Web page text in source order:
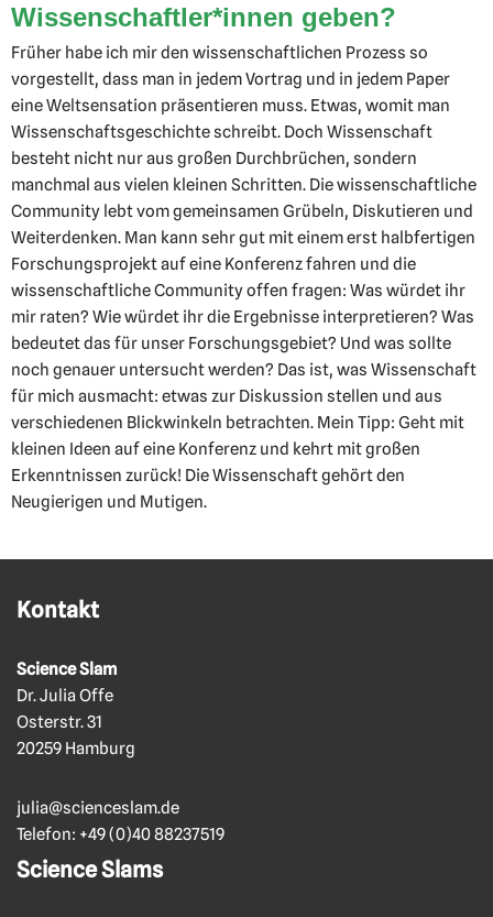
Wissenschaftler*innen geben?
Früher habe ich mir den wissenschaftlichen Prozess so
vorgestellt, dass man in jedem Vortrag und in jedem Paper
eine Weltsensation präsentieren muss. Etwas, womit man
Wissenschaftsgeschichte schreibt. Doch Wissenschaft
besteht nicht nur aus großen Durchbrüchen, sondern
manchmal aus vielen kleinen Schritten. Die wissenschaftliche
Community lebt vom gemeinsamen Grübeln, Diskutieren und
Weiterdenken. Man kann sehr gut mit einem erst halbfertigen
Forschungsprojekt auf eine Konferenz fahren und die
wissenschaftliche Community offen fragen: Was würdet ihr
mir raten? Wie würdet ihr die Ergebnisse interpretieren? Was
bedeutet das für unser Forschungsgebiet? Und was sollte
noch genauer untersucht werden? Das ist, was Wissenschaft
für mich ausmacht: etwas zur Diskussion stellen und aus
verschiedenen Blickwinkeln betrachten. Mein Tipp: Geht mit
kleinen Ideen auf eine Konferenz und kehrt mit großen
Erkenntnissen zurück! Die Wissenschaft gehört den
Neugierigen und Mutigen.
Kontakt
Science Slam
Dr. Julia Offe
Osterstr. 31
20259 Hamburg
julia@scienceslam.de
Telefon: +49 (0)40 88237519
Science Slams